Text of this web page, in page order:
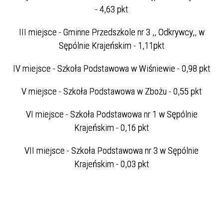
- 4,63 pkt
III miejsce - Gminne Przedszkole nr 3 ,, Odkrywcy,, w
Sępólnie Krajeńskim - 1,11pkt
IV miejsce - Szkoła Podstawowa w Wiśniewie - 0,98 pkt
V miejsce - Szkoła Podstawowa w Zbożu - 0,55 pkt
VI miejsce - Szkoła Podstawowa nr 1 w Sępólnie
Krajeńskim - 0,16 pkt
VII miejsce - Szkoła Podstawowa nr 3 w Sępólnie
Krajeńskim - 0,03 pkt